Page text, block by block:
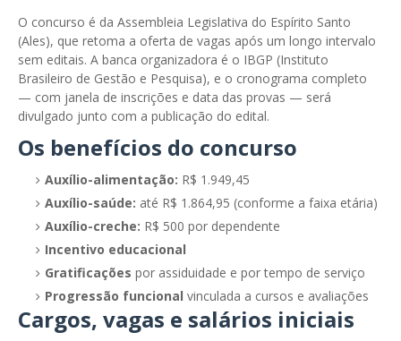
O concurso é da Assembleia Legislativa do Espírito Santo
(Ales), que retoma a oferta de vagas após um longo intervalo
sem editais. A banca organizadora é o IBGP (Instituto
Brasileiro de Gestão e Pesquisa), e o cronograma completo
— com janela de inscrições e data das provas — será
divulgado junto com a publicação do edital.
Os benefícios do concurso
Auxílio-alimentação: R$ 1.949,45
Auxílio-saúde: até R$ 1.864,95 (conforme a faixa etária)
Auxílio-creche: R$ 500 por dependente
Incentivo educacional
Gratificações por assiduidade e por tempo de serviço
Progressão funcional vinculada a cursos e avaliações
Cargos, vagas e salários iniciais